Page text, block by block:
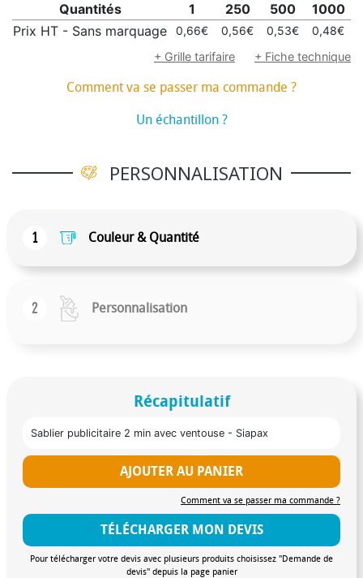
Quantités 1 250 500 1000
Prix HT - Sans marquage
0,66€ 0,56€ 0,53€ 0,48€
+ Grille tarifaire
+ Fiche technique
Comment va se passer ma commande ?
Un échantillon ?
PERSONNALISATION
1 Couleur & Quantité
2 Personnalisation
Récapitulatif
Sablier publicitaire 2 min avec ventouse - Siapax
AJOUTER AU PANIER
Comment va se passer ma commande ?
TÉLÉCHARGER MON DEVIS
Pour télécharger votre devis avec plusieurs produits choisissez "Demande de
devis" depuis la page panier